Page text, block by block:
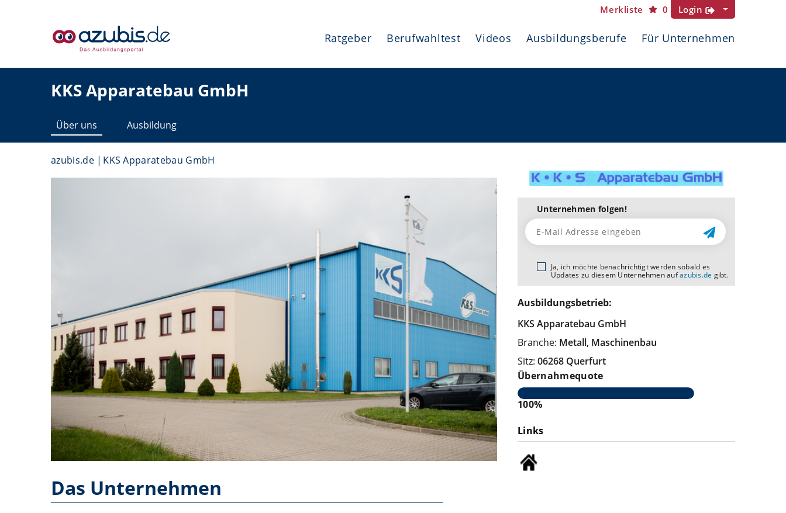
Merkliste 0 Login
Ratgeber Berufwahltest Videos Ausbildungsberufe Für Unternehmen
KKS Apparatebau GmbH
Über uns Ausbildung
azubis.de KKS Apparatebau GmbH
Das Unternehmen
Unternehmen folgen!
Ja, ich möchte benachrichtigt werden sobald es
Updates zu diesem Unternehmen aufazubis.de gibt.
Ausbildungsbetrieb:
KKS Apparatebau GmbH
Branche: Metall, Maschinenbau
Sitz: 06268 Querfurt
Übernahmequote
100%
Links